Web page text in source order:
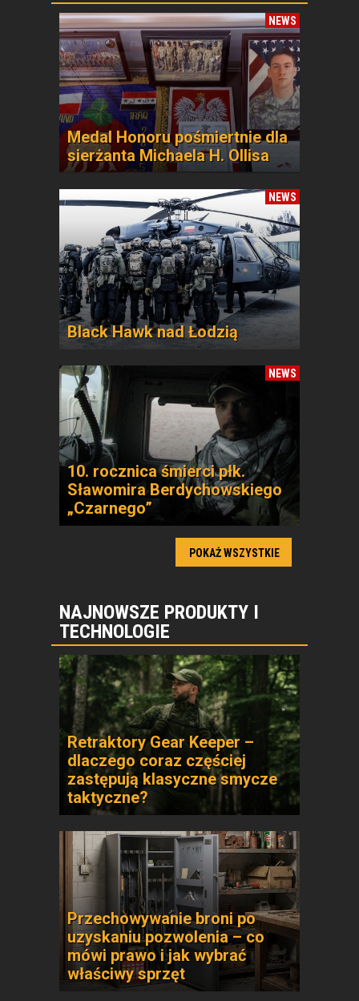
NEWS
Medal Honoru pośmiertnie dla
sierżanta Michaela H. Ollisa
NEWS
Black Hawk nad Łodzią
NEWS
10. rocznica śmierci płk.
Sławomira Berdychowskiego
„Czarnego”
POKAŻ WSZYSTKIE
NAJNOWSZE PRODUKTY I
TECHNOLOGIE
Retraktory Gear Keeper –
dlaczego coraz częściej
zastępują klasyczne smycze
taktyczne?
Przechowywanie broni po
uzyskaniu pozwolenia – co
mówi prawo i jak wybrać
właściwy sprzęt